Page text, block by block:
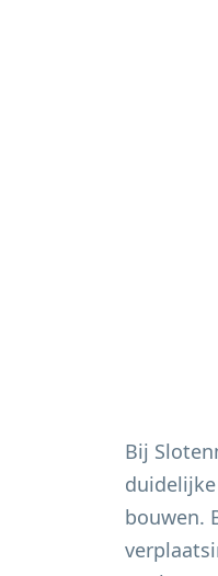
Bij
bouwen.